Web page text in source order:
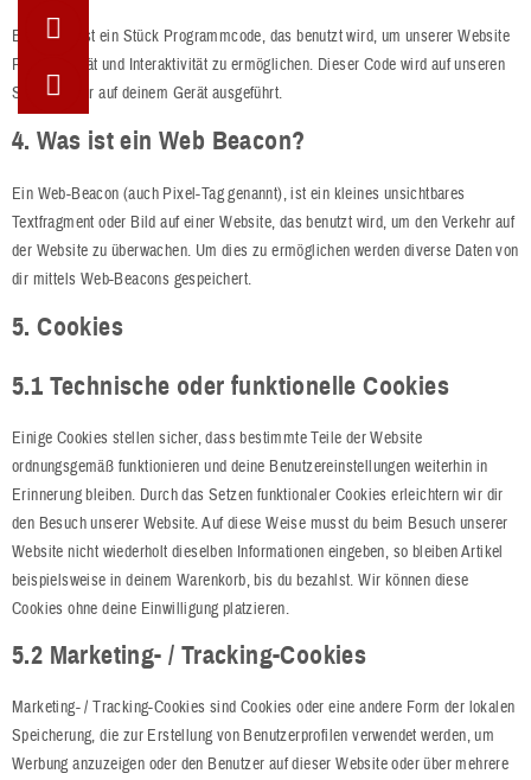
Ein Script ist ein Stück Programmcode, das benutzt wird, um unserer Website
Funktionalität und Interaktivität zu ermöglichen. Dieser Code wird auf unseren
Servern oder auf deinem Gerät ausgeführt.
4. Was ist ein Web Beacon?
Ein Web-Beacon (auch Pixel-Tag genannt), ist ein kleines unsichtbares
Textfragment oder Bild auf einer Website, das benutzt wird, um den Verkehr auf
der Website zu überwachen. Um dies zu ermöglichen werden diverse Daten von
dir mittels Web-Beacons gespeichert.
5. Cookies
5.1 Technische oder funktionelle Cookies
Einige Cookies stellen sicher, dass bestimmte Teile der Website
ordnungsgemäß funktionieren und deine Benutzereinstellungen weiterhin in
Erinnerung bleiben. Durch das Setzen funktionaler Cookies erleichtern wir dir
den Besuch unserer Website. Auf diese Weise musst du beim Besuch unserer
Website nicht wiederholt dieselben Informationen eingeben, so bleiben Artikel
beispielsweise in deinem Warenkorb, bis du bezahlst. Wir können diese
Cookies ohne deine Einwilligung platzieren.
5.2 Marketing- / Tracking-Cookies
Marketing- / Tracking-Cookies sind Cookies oder eine andere Form der lokalen
Speicherung, die zur Erstellung von Benutzerprofilen verwendet werden, um
Werbung anzuzeigen oder den Benutzer auf dieser Website oder über mehrere